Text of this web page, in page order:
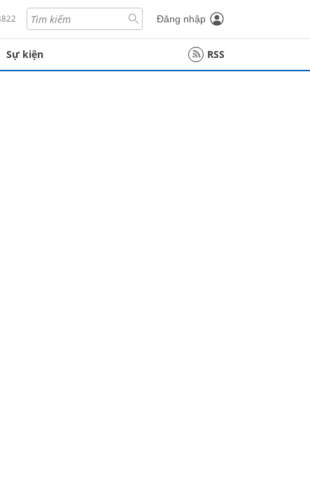
Đăng nhập
Sự kiện RSS